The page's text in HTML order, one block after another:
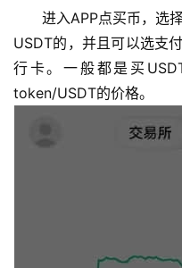
进入APP点买币，选
USDT的，并且可以选支
行卡。一般都是买
token/USDT的价格。